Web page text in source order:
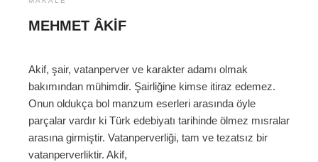
MEHMET ÂKIF
Akif, şair, vatanperver ve karakter adamı olmak
bakımından mühimdir. Şairliğine kimse itiraz edemez.
Onun oldukça bol manzum eserleri arasında öyle
parçalar vardır ki Türk edebiyatı tarihinde ölmez mısralar
arasına girmiştir. Vatanperverliği, tam ve tezatsız bir
vatanperverliktir. Akif,